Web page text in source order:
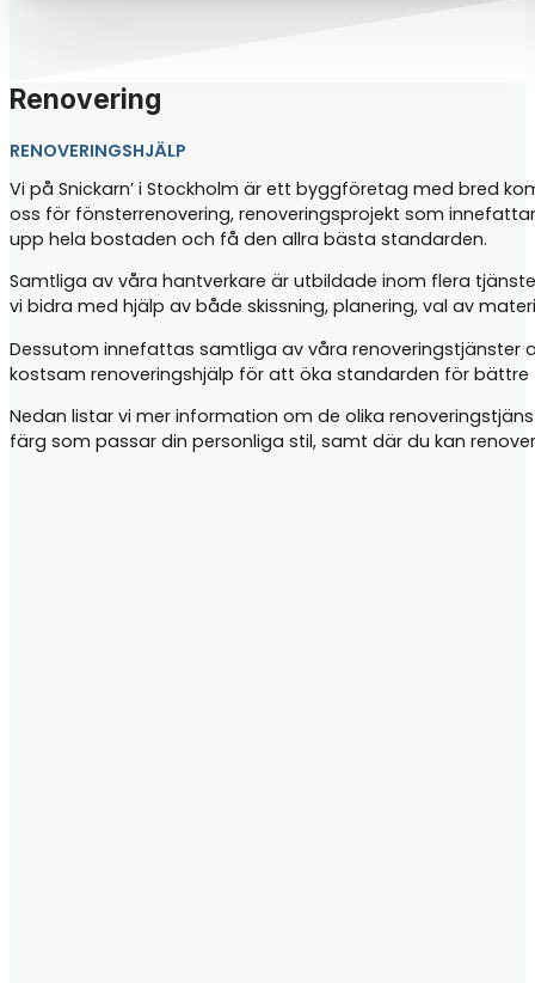
Renovering
RENOVERINGSHJÄLP
Vi på Snickarn’ i Stockholm är ett byggföretag med bred
oss för fönsterrenovering, renoveringsprojekt som
upp hela bostaden och få den allra bästa standarden.
Samtliga av våra hantverkare är utbildade inom flera
vi bidra med hjälp av både skissning, planering, val av
Dessutom innefattas samtliga av våra renoveringstjänster
kostsam renoveringshjälp för att öka standarden för bättre
Nedan listar vi mer information om de olika
färg som passar din personliga stil, samt där du kan